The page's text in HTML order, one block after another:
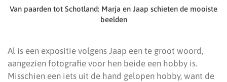
Van paarden tot Schotland: Marja en Jaap schieten de mooiste
beelden
Al is een expositie volgens Jaap een te groot woord,
aangezien fotografie voor hen beide een hobby is.
Misschien een iets uit de hand gelopen hobby, want de